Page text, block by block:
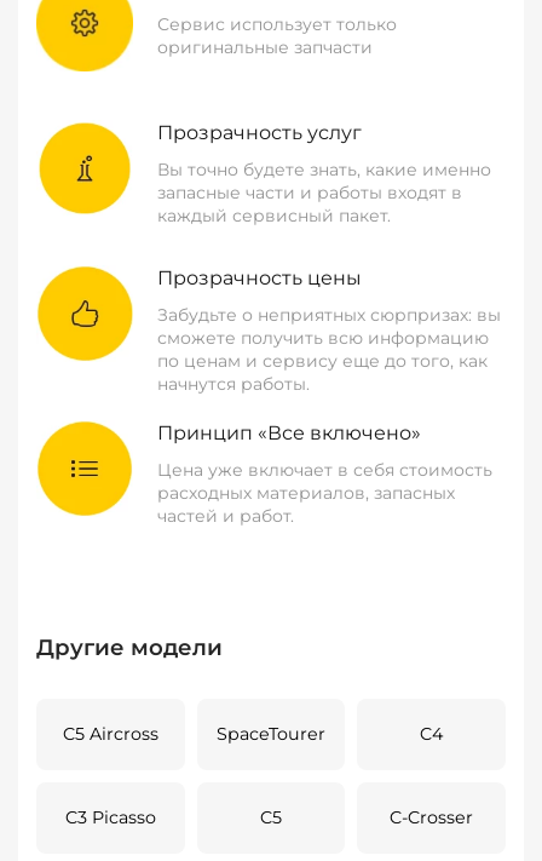
Сервис использует только
оригинальные запчасти
Прозрачность услуг
Вы точно будете знать, какие именно
запасные части и работы входят в
каждый сервисный пакет.
Прозрачность цены
Забудьте о неприятных сюрпризах: вы
сможете получить всю информацию
по ценам и сервису еще до того, как
начнутся работы.
Принцип «Все включено»
Цена уже включает в себя стоимость
расходных материалов, запасных
частей и работ.
Другие модели
C5 Aircross SpaceTourer C4
C3 Picasso C5 C-Crosser